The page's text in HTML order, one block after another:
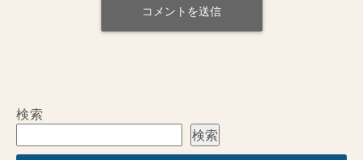
検索
検索